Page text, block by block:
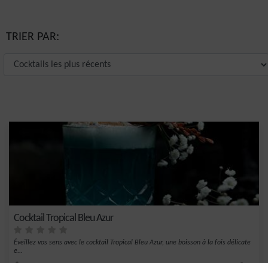
TRIER PAR:
Cocktail Tropical Bleu Azur
Éveillez vos sens avec le cocktail Tropical Bleu Azur, une boisson à la fois délicate
e...